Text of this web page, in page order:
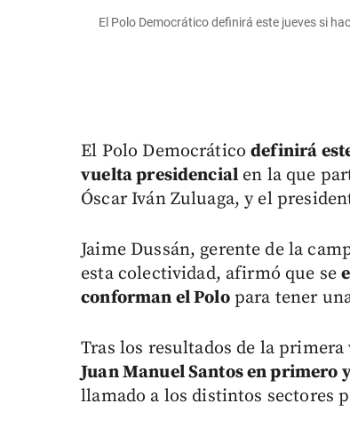
El Polo Democrático definirá este jueves si
El Polo Democráticodefinirá
vuelta presidencial en la que
Óscar Iván Zuluaga, y el
Jaime Dussán, gerente de la
esta colectividad, afirmó que se
conforman el Polopara tener
Tras los resultados de la
Juan Manuel Santos en primero
llamado a los distintos sectores